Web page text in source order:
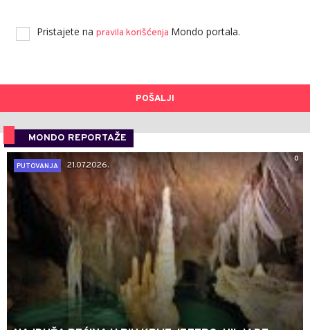
Pristajete na pravila korišćenja Mondo portala.
POŠALJI
MONDO REPORTAŽE
0
PUTOVANJA
21.07.2026.